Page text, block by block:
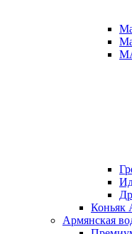
Коньяк
Армянская